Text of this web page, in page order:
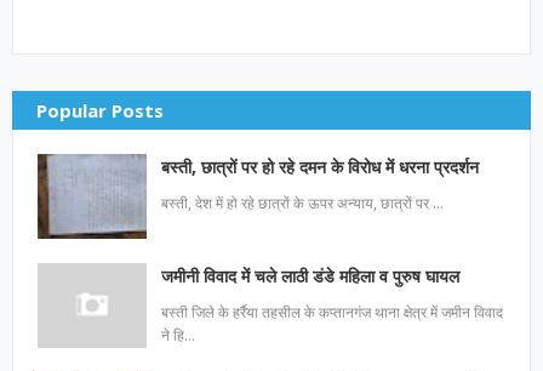
Popular Posts
बस्ती, छात्रों पर हो रहे दमन के विरोध में धरना प्रदर्शन
बस्ती, देश में हो रहे छात्रों के ऊपर अन्याय, छात्रों पर …
जमीनी विवाद में चले लाठी डंडे महिला व पुरुष घायल
बस्ती जिले के हर्रैया तहसील के कप्तानगंज थाना क्षेत्र में जमीन विवाद
ने हि…